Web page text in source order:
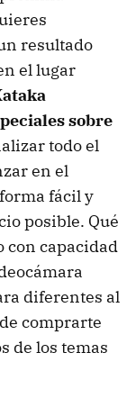
resultado
el lugar
sobre
todo el
en el
fácil y
posible. Qué
con capacidad
diferentes al
comprarte
de los temas